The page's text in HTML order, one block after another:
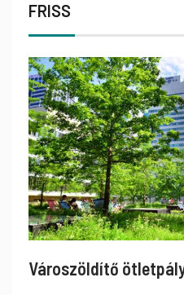
FRISS
Városzöldítő